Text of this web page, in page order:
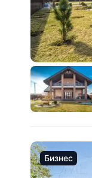
Бизнес